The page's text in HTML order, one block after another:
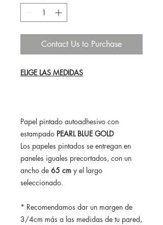
Contact Us to Purchase
ELIGE LAS MEDIDAS
Papel pintado autoadhesivo con
estampado PEARL BLUE GOLD
Los papeles pintados se entregan en
paneles iguales precortados, con un
ancho de 65 cm y el largo
seleccionado.
* Recomendamos dar un margen de
3/4cm más a las medidas de tu pared,